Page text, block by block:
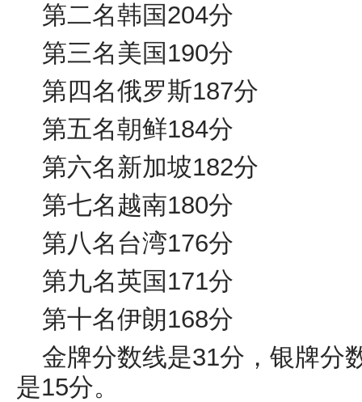
第二名韩国204分
第三名美国190分
第四名俄罗斯187分
第五名朝鲜184分
第六名新加坡182分
第七名越南180分
第八名台湾176分
第九名英国171分
第十名伊朗168分
金牌分数线是31分，银牌分
是15分。